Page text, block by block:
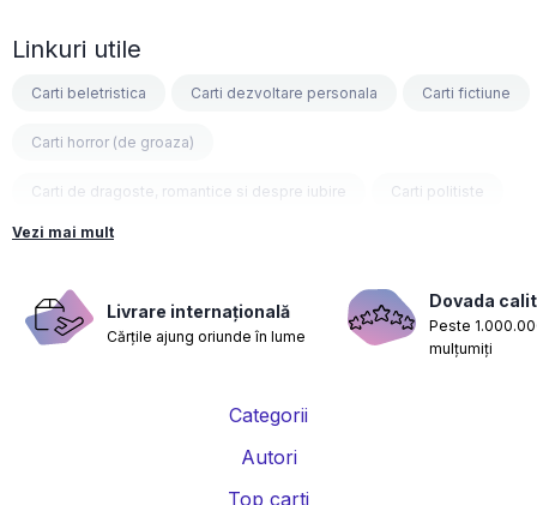
Linkuri utile
Carti beletristica Carti dezvoltare personala Carti fictiune
Carti horror (de groaza)
Carti de dragoste, romantice si despre iubire Carti politiste
Carti fantasy
Carti nutritie, sanatate si de slabit Carti diete
Carti despre sarcina si nastere Carti educatie financiara
Vezi mai mult
Livrare internațională
Cărțile ajung oriunde în lume
Dovada
Peste
mulțumiți
Categorii
Autori
Top carti